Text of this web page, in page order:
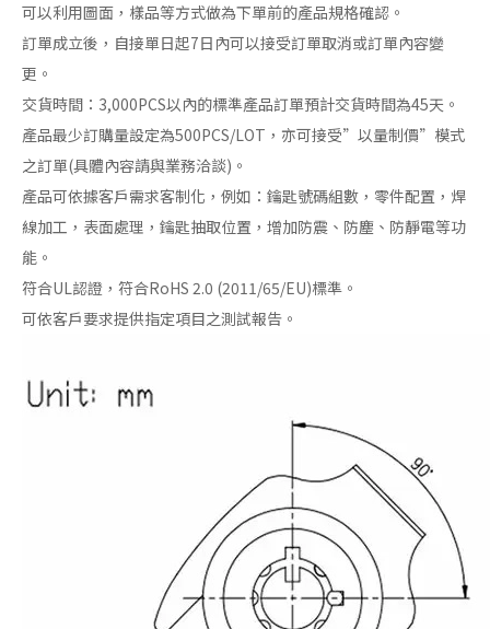
可以利用圖面，樣品等方式做為下單前的產品規格確認。
訂單成立後，自接單日起7日內可以接受訂單取消或訂單內容變
更。
交貨時間：3,000PCS以內的標準產品訂單預計交貨時間為45天。
產品最少訂購量設定為500PCS/LOT，亦可接受”以量制價”模式
之訂單(具體內容請與業務洽談)。
產品可依據客戶需求客制化，例如：鑰匙號碼組數，零件配置，焊
線加工，表面處理，鑰匙抽取位置，增加防震、防塵、防靜電等功
能。
符合UL認證，符合RoHS 2.0 (2011/65/EU)標準。
可依客戶要求提供指定項目之測試報告。